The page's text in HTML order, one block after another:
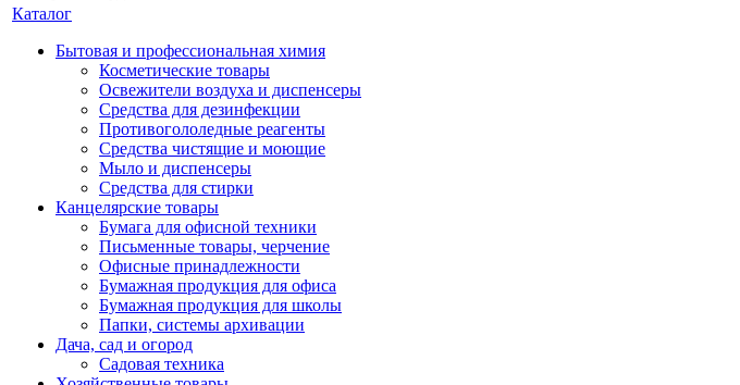
Каталог
Бытовая и профессиональная химия
Косметические товары
Освежители воздуха и диспенсеры
Средства для дезинфекции
Противогололедные реагенты
Средства чистящие и моющие
Мыло и диспенсеры
Средства для стирки
Канцелярские товары
Бумага для офисной техники
Письменные товары, черчение
Офисные принадлежности
Бумажная продукция для офиса
Бумажная продукция для школы
Папки, системы архивации
Дача, сад и огород
Садовая техника